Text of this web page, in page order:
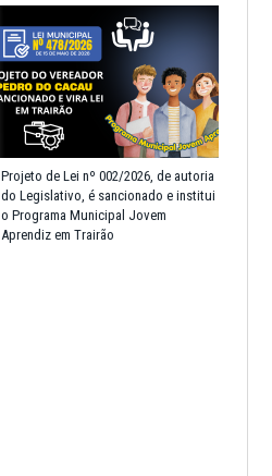
Projeto de Lei nº 002/2026, de autoria
do Legislativo, é sancionado e institui
o Programa Municipal Jovem
Aprendiz em Trairão